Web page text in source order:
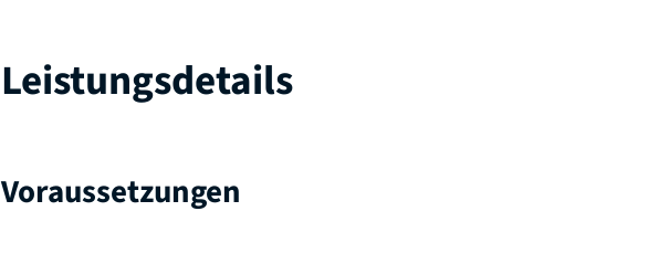
Leistungsdetails
Voraussetzungen